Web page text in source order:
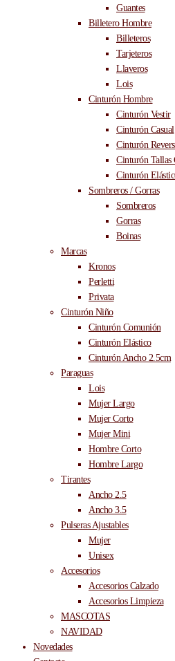
Guantes
Billetero Hombre
Billeteros
Tarjeteros
Llaveros
Lois
Cinturón Hombre
Cinturón Vestir
Cinturón Casual
Cinturón
Cinturón Tallas
Cinturón
Sombreros / Gorras
Sombreros
Gorras
Boinas
Marcas
Kronos
Perletti
Privata
Cinturón Niño
Cinturón Comunión
Cinturón Elástico
Cinturón Ancho 2.5cm
Paraguas
Lois
Mujer Largo
Mujer Corto
Mujer Mini
Hombre Corto
Hombre Largo
Tirantes
Ancho 2.5
Ancho 3.5
Pulseras Ajustables
Mujer
Unisex
Accesorios
Accesorios Calzado
Accesorios Limpieza
MASCOTAS
NAVIDAD
Novedades